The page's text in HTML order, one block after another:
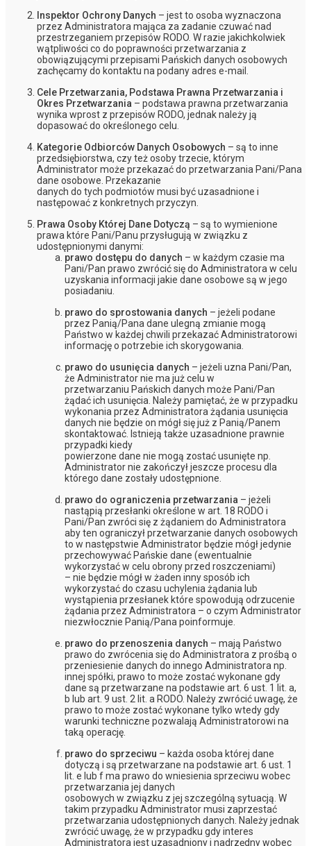
Inspektor Ochrony Danych – jest to osoba wyznaczona
przez Administratora mająca za zadanie czuwać nad
przestrzeganiem przepisów RODO. W razie jakichkolwiek
wątpliwości co do poprawności przetwarzania z
obowiązującymi przepisami Pańskich danych osobowych
zachęcamy do kontaktu na podany adres e-mail.
Cele Przetwarzania, Podstawa Prawna Przetwarzania i
Okres Przetwarzania – podstawa prawna przetwarzania
wynika wprost z przepisów RODO, jednak należy ją
dopasować do określonego celu.
Kategorie Odbiorców Danych Osobowych – są to inne
przedsiębiorstwa, czy też osoby trzecie, którym
Administrator może przekazać do przetwarzania Pani/Pana
dane osobowe. Przekazanie
danych do tych podmiotów musi być uzasadnione i
następować z konkretnych przyczyn.
Prawa Osoby Której Dane Dotyczą – są to wymienione
prawa które Pani/Panu przysługują w związku z
udostępnionymi danymi:
prawo dostępu do danych – w każdym czasie ma
Pani/Pan prawo zwrócić się do Administratora w celu
uzyskania informacji jakie dane osobowe są w jego
posiadaniu.
prawo do sprostowania danych – jeżeli podane
przez Panią/Pana dane ulegną zmianie mogą
Państwo w każdej chwili przekazać Administratorowi
informację o potrzebie ich skorygowania.
prawo do usunięcia danych – jeżeli uzna Pani/Pan,
że Administrator nie ma już celu w
przetwarzaniu Pańskich danych może Pani/Pan
żądać ich usunięcia. Należy pamiętać, że w przypadku
wykonania przez Administratora żądania usunięcia
danych nie będzie on mógł się już z Panią/Panem
skontaktować. Istnieją także uzasadnione prawnie
przypadki kiedy
powierzone dane nie mogą zostać usunięte np.
Administrator nie zakończył jeszcze procesu dla
którego dane zostały udostępnione.
prawo do ograniczenia przetwarzania – jeżeli
nastąpią przesłanki określone w art. 18 RODO i
Pani/Pan zwróci się z żądaniem do Administratora
aby ten ograniczył przetwarzanie danych osobowych
to w następstwie Administrator będzie mógł jedynie
przechowywać Pańskie dane (ewentualnie
wykorzystać w celu obrony przed roszczeniami)
– nie będzie mógł w żaden inny sposób ich
wykorzystać do czasu uchylenia żądania lub
wystąpienia przesłanek które spowodują odrzucenie
żądania przez Administratora – o czym Administrator
niezwłocznie Panią/Pana poinformuje.
prawo do przenoszenia danych – mają Państwo
prawo do zwrócenia się do Administratora z prośbą o
przeniesienie danych do innego Administratora np.
innej spółki, prawo to może zostać wykonane gdy
dane są przetwarzane na podstawie art. 6 ust. 1 lit. a,
b lub art. 9 ust. 2 lit. a RODO. Należy zwrócić uwagę, że
prawo to może zostać wykonane tylko wtedy gdy
warunki techniczne pozwalają Administratorowi na
taką operację.
prawo do sprzeciwu – każda osoba której dane
dotyczą i są przetwarzane na podstawie art. 6 ust. 1
lit. e lub f ma prawo do wniesienia sprzeciwu wobec
przetwarzania jej danych
osobowych w związku z jej szczególną sytuacją. W
takim przypadku Administrator musi zaprzestać
przetwarzania udostępnionych danych. Należy jednak
zwrócić uwagę, że w przypadku gdy interes
Administratora jest uzasadniony i nadrzędny wobec